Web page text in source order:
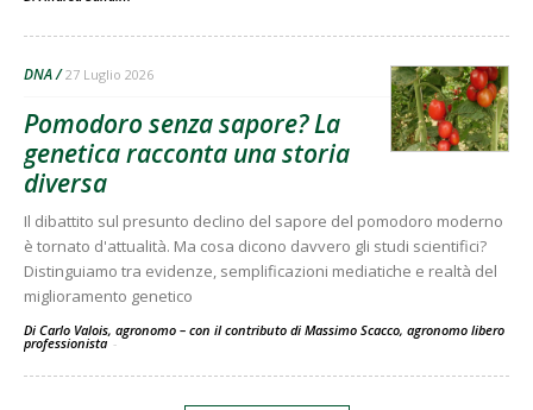
DNA 27 Luglio 2026
Pomodoro senza sapore? La
genetica racconta una storia
diversa
Il dibattito sul presunto declino del sapore del pomodoro moderno
è tornato d'attualità. Ma cosa dicono davvero gli studi scientifici?
Distinguiamo tra evidenze, semplificazioni mediatiche e realtà del
miglioramento genetico
Di Carlo Valois, agronomo – con il contributo di Massimo Scacco, agronomo libero
professionista -